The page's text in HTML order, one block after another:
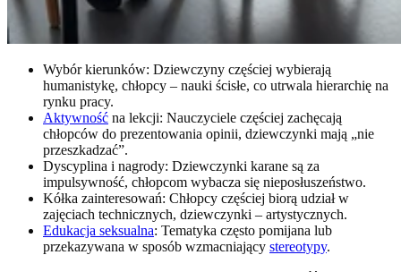
Wybór kierunków: Dziewczyny częściej wybierają
humanistykę, chłopcy – nauki ścisłe, co utrwala hierarchię na
rynku pracy.
Aktywność na lekcji: Nauczyciele częściej zachęcają
chłopców do prezentowania opinii, dziewczynki mają „nie
przeszkadzać”.
Dyscyplina i nagrody: Dziewczynki karane są za
impulsywność, chłopcom wybacza się nieposłuszeństwo.
Kółka zainteresowań: Chłopcy częściej biorą udział w
zajęciach technicznych, dziewczynki – artystycznych.
Edukacja seksualna: Tematyka często pomijana lub
przekazywana w sposób wzmacniający stereotypy.